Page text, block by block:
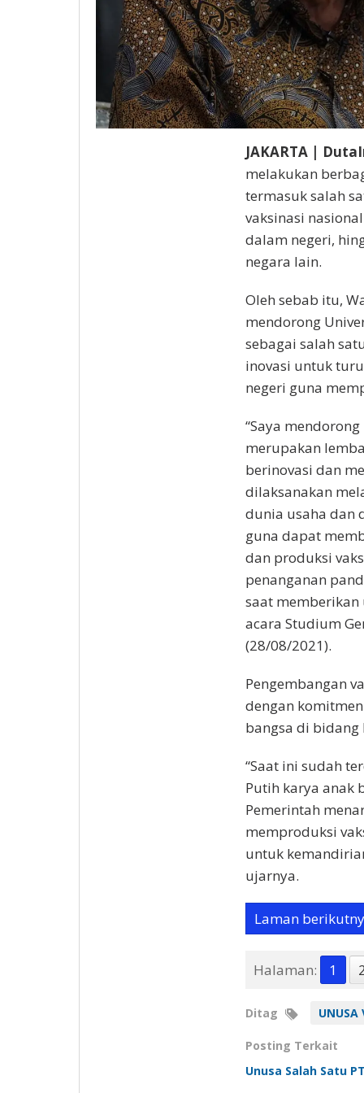
JAKARTA |
melakukan
termasuk salah
vaksinasi
dalam negeri,
negara lain.
Oleh sebab itu,
mendorong
sebagai salah
inovasi untuk
negeri guna
“Saya
merupakan
berinovasi dan
dilaksanakan
dunia usaha dan
guna dapat
dan produksi
penanganan
saat memberikan
acara Studium
(28/08/2021).
Pengembangan
dengan
bangsa di bidang
“Saat ini sudah
Putih karya anak
Pemerintah
memproduksi
untuk
ujarnya.
Laman
Halaman: 1
Ditag
Posting Terkait
Unusa Salah Satu